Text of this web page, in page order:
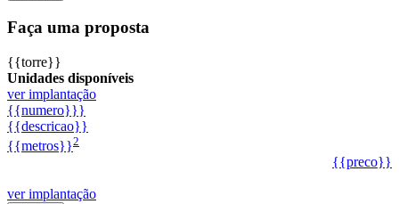
Faça uma proposta
{{torre}}
Unidades disponíveis
ver implantação
{{numero}}}
{{descricao}}
{{metros}}2
{{preco}}
ver implantação